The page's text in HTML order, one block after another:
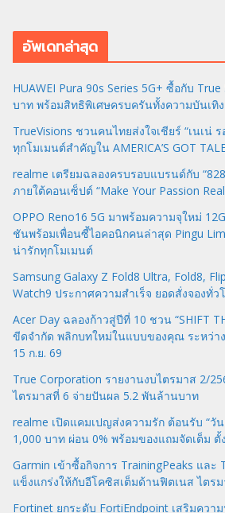
อัพเดทล่าสุด
HUAWEI Pura 90s Series 5G+ ซื้อกับ
บาท พร้อมสิทธิพิเศษครบครันทั้งความบันเทิ
TrueVisions ชวนคนไทยส่งใจเชียร์ “เนเน่
ทุกโมเมนต์สำคัญใน AMERICA’S GOT
realme เตรียมฉลองครบรอบแบรนด์กับ
ภายใต้คอนเซ็ปต์ “Make Your Passion
OPPO Reno16 5G มาพร้อมความจุใหม่
ชันพร้อมเพื่อนซี้ไอคอนิกคนล่าสุด Pingu
น่ารักทุกโมเมนต์
Samsung Galaxy Z Fold8 Ultra, Fold8,
Watch9 ประกาศความสำเร็จ ยอดสั่งจองทั่ว
Acer Day ฉลองก้าวสู่ปีที่ 10 ชวน “SHIFT
ขีดจำกัด พลิกบทใหม่ในแบบของคุณ ระหว่า
15 ก.ย. 69
True Corporation รายงานงบไตรมาส 2/
ไตรมาสที่ 6 จ่ายปันผล 5.2 พันล้านบาท
realme เปิดแคมเปญส่งความรัก ต้อนรับ “วั
1,000 บาท ผ่อน 0% พร้อมของแถมจัดเต็ม ตั้
Garmin เข้าซื้อกิจการ TrainingPeaks และ
แข็งแกร่งให้กับอีโคซิสเต็มด้านฟิตเนส ไตร
Fortinet ยกระดับ FortiEndpoint เสริมควา